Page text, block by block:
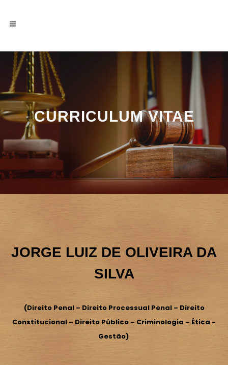
CURRICULUM VITAE
JORGE LUIZ DE OLIVEIRA DA
SILVA
(Direito Penal – Direito Processual Penal – Direito
Constitucional – Direito Público – Criminologia – Ética -
Gestão)